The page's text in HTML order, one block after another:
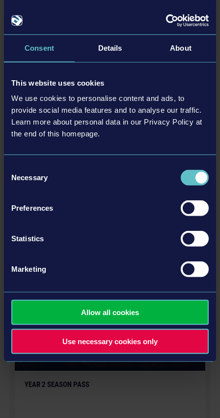
Consent Details About
This website uses cookies
We use cookies to personalise content and ads, to
provide social media features and to analyse our traffic.
Learn more about personal data in our Privacy Policy at
the end of this homepage.
Selection
Necessary
Preferences
Statistics
Marketing
Allow all cookies
Use necessary cookies only
property relating to the trucks, machines, construction
equipment, associated brands and imagery (including
trademarks and/or copyrighted materials) featured in
the game are therefore the property of their respective
Дополнения
Дополнения
YEAR 2 SEASON PASS